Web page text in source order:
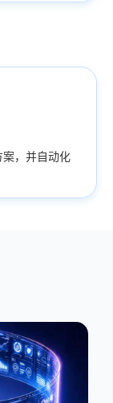
，并自动化